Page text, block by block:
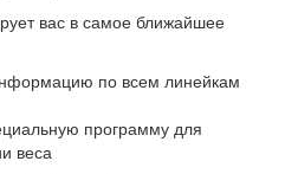
вас в самое ближайшее
по всем линейкам
программу для
веса